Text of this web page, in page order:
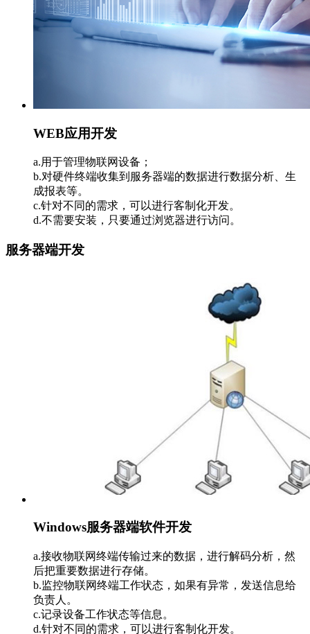
WEB应用开发
a.用于管理物联网设备；
b.对硬件终端收集到服务器端的数据进行数据分析、生
成报表等。
c.针对不同的需求，可以进行客制化开发。
d.不需要安装，只要通过浏览器进行访问。
服务器端开发
Windows服务器端软件开发
a.接收物联网终端传输过来的数据，进行解码分析，然
后把重要数据进行存储。
b.监控物联网终端工作状态，如果有异常，发送信息给
负责人。
c.记录设备工作状态等信息。
d.针对不同的需求，可以进行客制化开发。